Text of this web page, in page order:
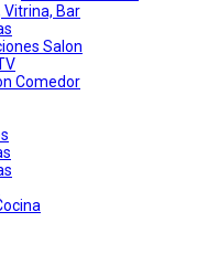
Vitrina, Bar
Salon
Comedor